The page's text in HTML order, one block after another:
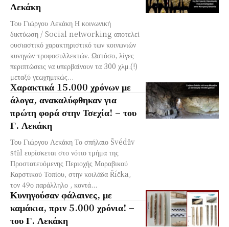
Λεκάκη
Του Γιώργου Λεκάκη Η κοινωνική
δικτύωση / Social networking αποτελεί
ουσιαστικό χαρακτηριστικό των κοινωνιών
κυνηγών-τροφοσυλλεκτών. Ωστόσο, λίγες
περιπτώσεις να υπερβαίνουν τα 300 χλμ.(!)
μεταξύ γεωχημικώς...
Χαρακτικά 15.000 χρόνων με
άλογα, ανακαλύφθηκαν για
πρώτη φορά στην Τσεχία! – του
Γ. Λεκάκη
Του Γιώργου Λεκάκη Το σπήλαιο Švédův
stůl ευρίσκεται στο νότιο τμήμα της
Προστατευόμενης Περιοχής Μοραβικού
Καρστικού Τοπίου, στην κοιλάδα Říčka,
τον 49ο παράλληλο , κοντά...
Κυνηγούσαν φάλαινες, με
καμάκια, πριν 5.000 χρόνια! –
του Γ. Λεκάκη